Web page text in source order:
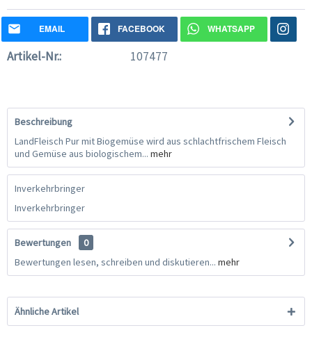
EMAIL FACEBOOK WHATSAPP
Artikel-Nr.: 107477
Beschreibung
LandFleisch Pur mit Biogemüse wird aus schlachtfrischem Fleisch
und Gemüse aus biologischem... mehr
Inverkehrbringer
Inverkehrbringer
Bewertungen
0
Bewertungen lesen, schreiben und diskutieren... mehr
Ähnliche Artikel